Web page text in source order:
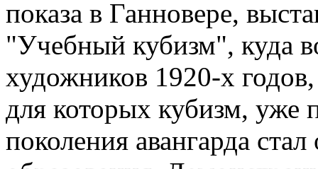
показа в Ганновере,
"Учебный кубизм", куда
художников 1920-х
для которых кубизм, уже
поколения авангарда